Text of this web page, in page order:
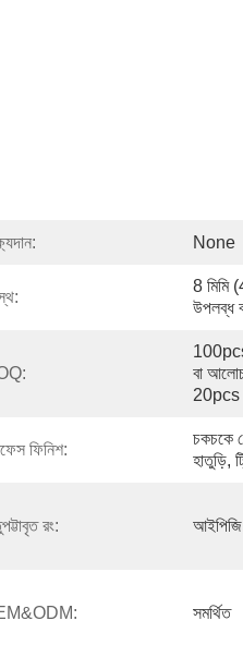
None
8 মিমি
উপলব্ধ
বা
20pcs
ফিনিশ:
চকচকে
হাতুড়ি,
রং:
সমর্থিত